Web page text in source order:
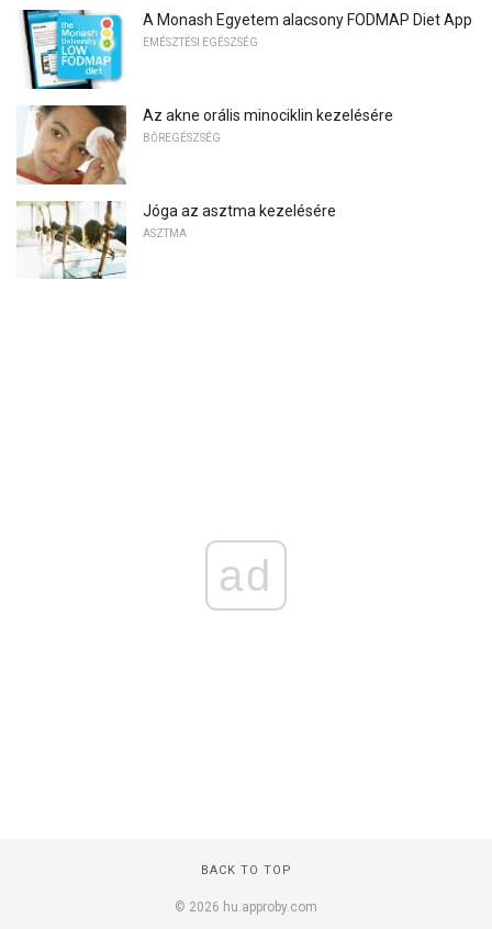
A Monash Egyetem alacsony FODMAP Diet App
EMÉSZTÉSI EGÉSZSÉG
Az akne orális minociklin kezelésére
BŐREGÉSZSÉG
Jóga az asztma kezelésére
ASZTMA
ad
BACK TO TOP
© 2026 hu.approby.com